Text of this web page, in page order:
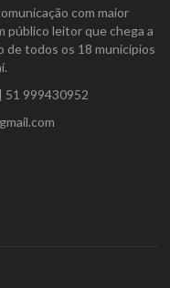
com maior
público leitor que chega a
de todos os 18 municípios
| 51 999430952